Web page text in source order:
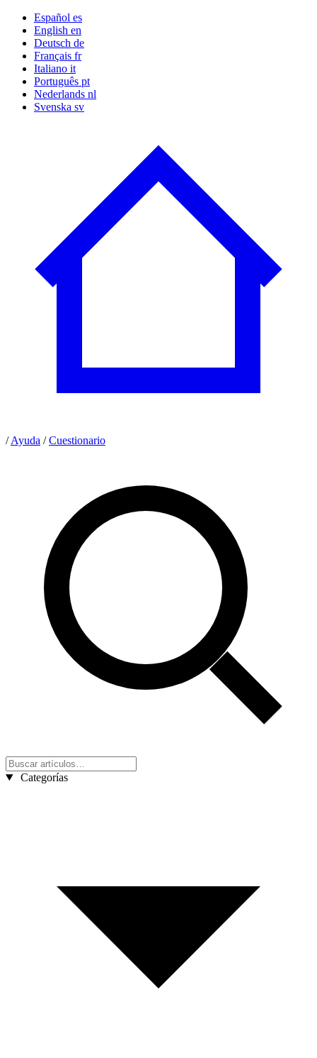
Español es
English en
Deutsch de
Français fr
Italiano it
Português pt
Nederlands nl
Svenska sv
/ Ayuda / Cuestionario
Categorías